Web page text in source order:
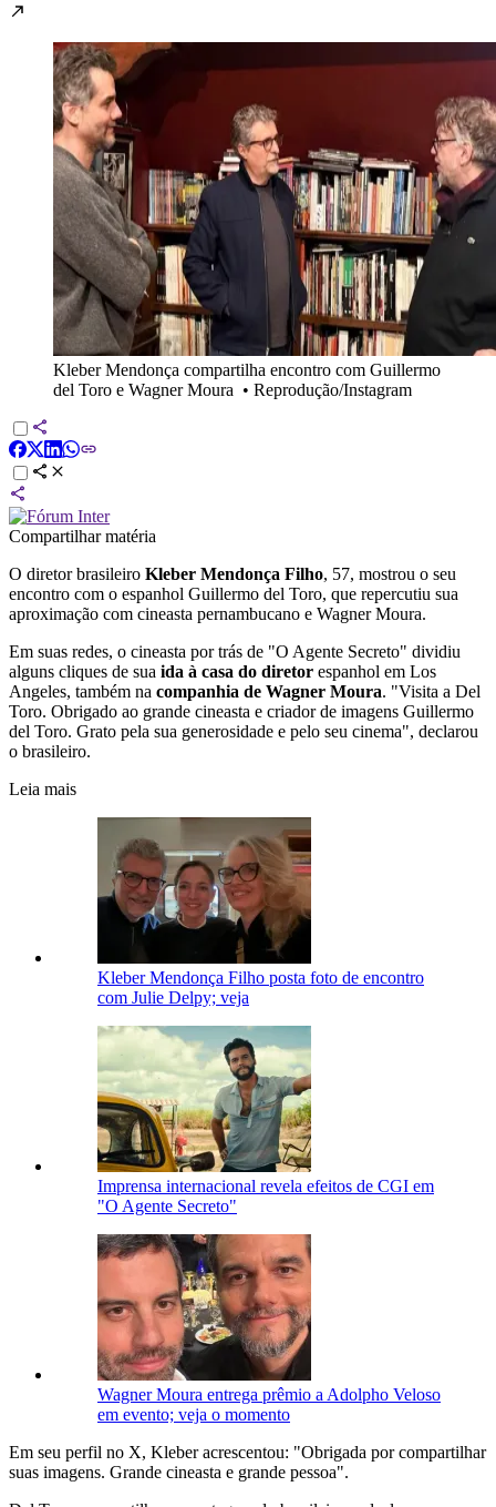
Kleber Mendonça compartilha encontro com Guillermo
del Toro e Wagner Moura • Reprodução/Instagram
Compartilhar matéria
O diretor brasileiro Kleber Mendonça Filho, 57, mostrou o seu
encontro com o espanhol Guillermo del Toro, que repercutiu sua
aproximação com cineasta pernambucano e Wagner Moura.
Em suas redes, o cineasta por trás de "O Agente Secreto" dividiu
alguns cliques de sua ida à casa do diretor espanhol em Los
Angeles, também na companhia de Wagner Moura. "Visita a Del
Toro. Obrigado ao grande cineasta e criador de imagens Guillermo
del Toro. Grato pela sua generosidade e pelo seu cinema", declarou
o brasileiro.
Leia mais
Kleber Mendonça Filho posta foto de encontro
com Julie Delpy; veja
Imprensa internacional revela efeitos de CGI em
"O Agente Secreto"
Wagner Moura entrega prêmio a Adolpho Veloso
em evento; veja o momento
Em seu perfil no X, Kleber acrescentou: "Obrigada por compartilhar
suas imagens. Grande cineasta e grande pessoa".